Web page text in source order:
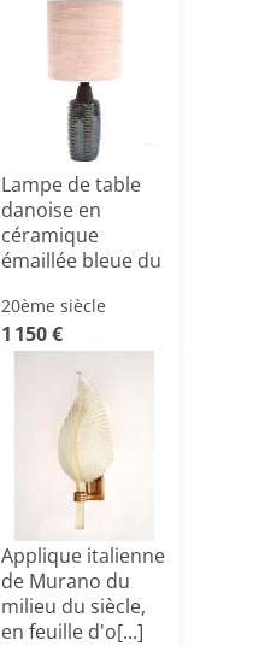
Lampe de table
danoise en
céramique
émaillée bleue du
20ème siècle
1 150 €
Applique italienne
de Murano du
milieu du siècle,
en feuille d'o[...]